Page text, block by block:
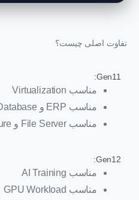
تفاوت اصلی چیست؟
Gen11:
مناسب Virtualization
مناسب ERP و Database
مناسب File Server و Infrastructure
Gen12:
مناسب AI Training
مناسب GPU Workload